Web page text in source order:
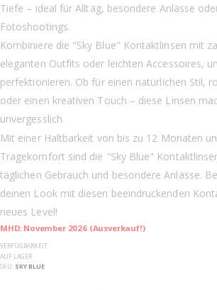
Tiefe – ideal für Alltag, besondere Anlässe
Fotoshootings.
Kombiniere die "Sky Blue" Kontaktlinsen mit
eleganten Outfits oder leichten Accessoires,
perfektionieren. Ob für einen natürlichen Stil,
oder einen kreativen Touch – diese Linsen
unvergesslich.
Mit einer Haltbarkeit von bis zu 12 Monaten
Tragekomfort sind die "Sky Blue"
täglichen Gebrauch und besondere Anlässe.
deinen Look mit diesen beeindruckenden
neues Level!
MHD: November 2026 (Ausverkauf!)
VERFÜGBARKEIT:
AUF LAGER
SKU SKY BLUE